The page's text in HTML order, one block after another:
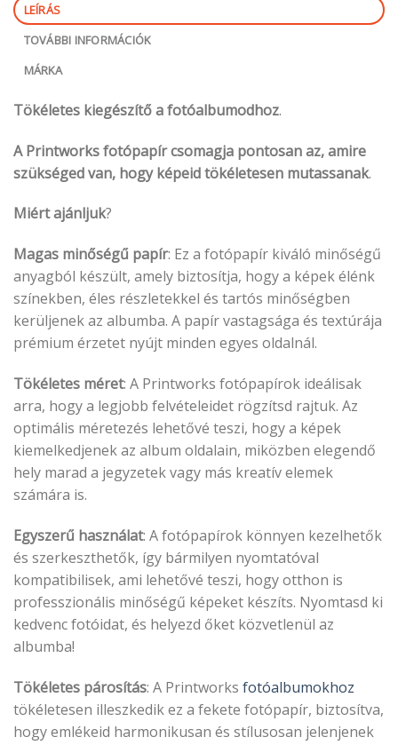
LEÍRÁS
TOVÁBBI INFORMÁCIÓK
MÁRKA
Tökéletes kiegészítő a fotóalbumodhoz.
A Printworks fotópapír csomagja pontosan az, amire
szükséged van, hogy képeid tökéletesen mutassanak.
Miért ajánljuk?
Magas minőségű papír: Ez a fotópapír kiváló minőségű
anyagból készült, amely biztosítja, hogy a képek élénk
színekben, éles részletekkel és tartós minőségben
kerüljenek az albumba. A papír vastagsága és textúrája
prémium érzetet nyújt minden egyes oldalnál.
Tökéletes méret: A Printworks fotópapírok ideálisak
arra, hogy a legjobb felvételeidet rögzítsd rajtuk. Az
optimális méretezés lehetővé teszi, hogy a képek
kiemelkedjenek az album oldalain, miközben elegendő
hely marad a jegyzetek vagy más kreatív elemek
számára is.
Egyszerű használat: A fotópapírok könnyen kezelhetők
és szerkeszthetők, így bármilyen nyomtatóval
kompatibilisek, ami lehetővé teszi, hogy otthon is
professzionális minőségű képeket készíts. Nyomtasd ki
kedvenc fotóidat, és helyezd őket közvetlenül az
albumba!
Tökéletes párosítás: A Printworks fotóalbumokhoz
tökéletesen illeszkedik ez a fekete fotópapír, biztosítva,
hogy emlékeid harmonikusan és stílusosan jelenjenek